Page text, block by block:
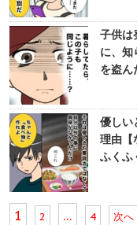
子供は
に、知
を盗ん
優しい
理由【
ふくふ
1 2 … 4 次へ